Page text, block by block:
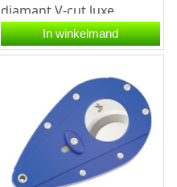
diamant V-cut luxe
zwart/rosegoud
heeft twee snijmessen
In winkelmand